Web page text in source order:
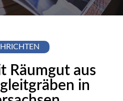
Räumgut aus
in